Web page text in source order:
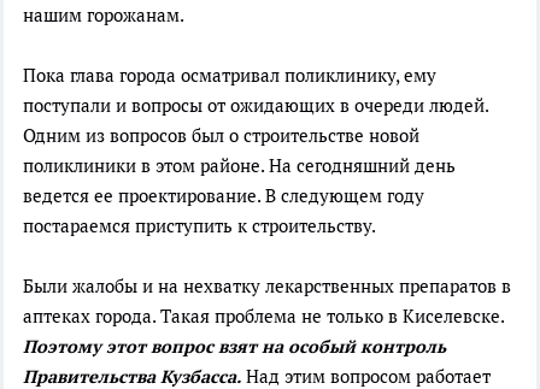
нашим горожанам.
Пока глава города осматривал поликлинику, ему
поступали и вопросы от ожидающих в очереди людей.
Одним из вопросов был о строительстве новой
поликлиники в этом районе. На сегодняшний день
ведется ее проектирование. В следующем году
постараемся приступить к строительству.
Были жалобы и на нехватку лекарственных препаратов в
аптеках города. Такая проблема не только в Киселевске.
Поэтому этот вопрос взят на особый контроль
Правительства Кузбасса. Над этим вопросом работает